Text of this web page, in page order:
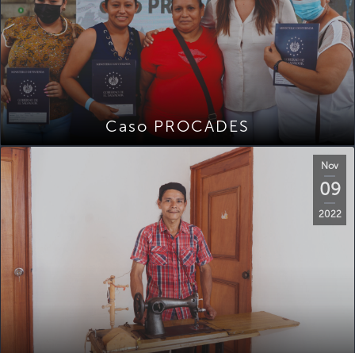
Caso PROCADES
Nov
09
2022